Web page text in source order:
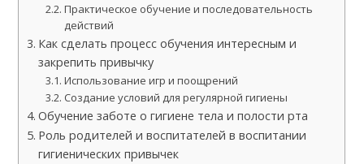
Практическое обучение и последовательность
действий
Как сделать процесс обучения интересным и
закрепить привычку
Использование игр и поощрений
Создание условий для регулярной гигиены
Обучение заботе о гигиене тела и полости рта
Роль родителей и воспитателей в воспитании
гигиенических привычек